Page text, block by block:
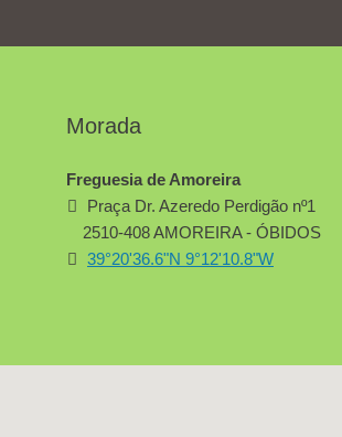
Morada
Freguesia de Amoreira
Praça Dr. Azeredo Perdigão nº1
2510-408 AMOREIRA - ÓBIDOS
39°20'36.6"N 9°12'10.8"W